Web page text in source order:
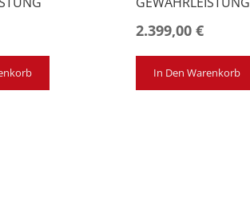
2.399,00 €
In Den Warenkorb